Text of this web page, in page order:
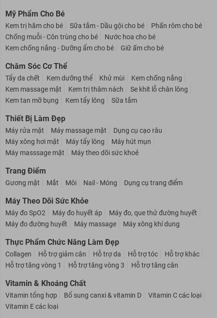
Mỹ Phẩm Cho Bé
Kem trị hăm cho bé Sữa tắm - Dầu gội cho bé
Phấn rôm cho bé
Chống muỗi - Côn trùng cho bé
Nước hoa cho bé
Kem chống nắng - Dưỡng ẩm cho bé
Giữ ấm cho bé
Chăm Sóc Cơ Thể
Tẩy da chết Kem dưỡng thể Khử mùi
Kem chống nắng
Kem massage mặt
Kem trị thâm nách
Se khít lỗ chân lông
Kem tan mỡ bụng
Kem tẩy lông Sữa tắm
Thiết Bị Làm Đẹp
Máy rửa mặt Máy massage mặt
Dụng cụ cạo râu
Máy xông hơi mặt
Máy tẩy lông
Máy hút mụn
Máy masssage mặt
Máy theo dõi sức khoẻ
Trang Điểm
Gương mặt Mắt Môi Nail - Móng Dụng cụ trang điểm
Máy Theo Dõi Sức Khỏe
Máy đo SpO2 Máy đo huyết áp
Máy đo, que thử đường huyết
Máy đo đường huyết
Máy massage Máy xông khí dung
Thực Phẩm Chức Năng Làm Đẹp
Collagen Hỗ trợ giảm cân Hỗ trợ da Hỗ trợ tóc
Hỗ trợ khác
Hỗ trợ tăng vòng 1
Hỗ trợ tăng vòng 3 Hỗ trợ tăng cân
Vitamin & Khoáng Chất
Vitamin tổng hợp Bổ sung canxi & vitamin D
Vitamin C các loại
Vitamin E các loại